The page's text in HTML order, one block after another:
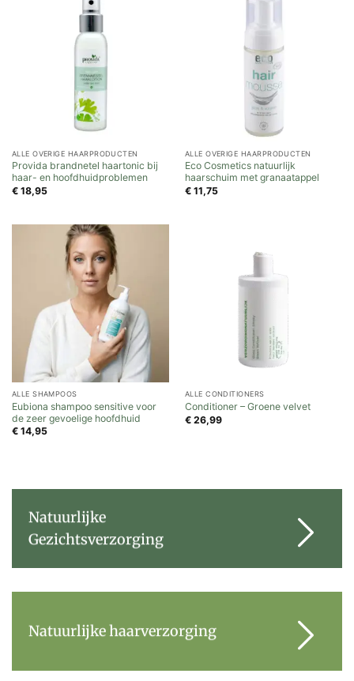
ALLE OVERIGE HAARPRODUCTEN
Provida brandnetel haartonic bij
haar- en hoofdhuidproblemen
€18,95
ALLE OVERIGE HAARPRODUCTEN
Eco Cosmetics natuurlijk
haarschuim met granaatappel
€11,75
ALLE SHAMPOOS
Eubiona shampoo sensitive voor
de zeer gevoelige hoofdhuid
€14,95
ALLE CONDITIONERS
Conditioner – Groene velvet
€26,99
Natuurlijke
Gezichtsverzorging
Natuurlijke haarverzorging